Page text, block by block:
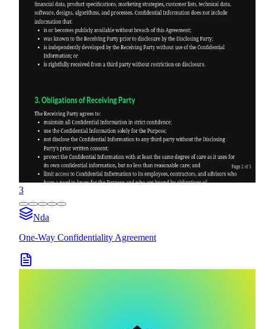
3
Nda
One-Way Confidentiality Agreement